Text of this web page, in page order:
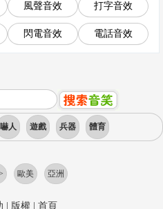
風聲音效 打字音效
閃電音效 電話音效
嚇人 遊戲 兵器 體育
歐美 亞洲
版權| 首頁